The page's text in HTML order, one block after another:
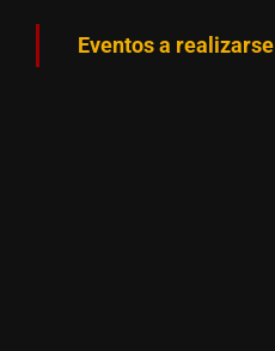
Eventos a realizarse